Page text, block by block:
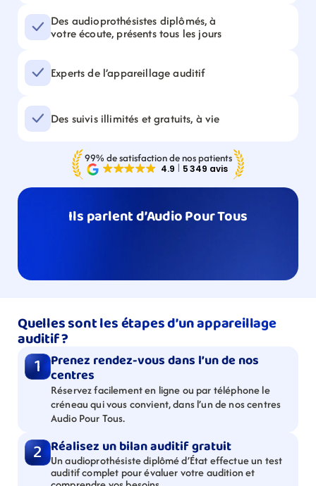
Des audioprothésistes diplômés, à
votre écoute, présents tous les jours
Experts de l’appareillage auditif
Des suivis illimités et gratuits, à vie
99% de satisfaction de nos patients
Ils parlent d’Audio Pour Tous
Quelles sont les étapes d’un appareillage
auditif ?
1 Prenez rendez-vous dans l’un de nos
centres
Réservez facilement en ligne ou par téléphone le
créneau qui vous convient, dans l’un de nos centres
Audio Pour Tous.
2 Réalisez un bilan auditif gratuit
Un audioprothésiste diplômé d’État effectue un test
auditif complet pour évaluer votre audition et